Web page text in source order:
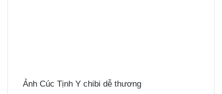
Ảnh Cúc Tịnh Y chibi dễ thương